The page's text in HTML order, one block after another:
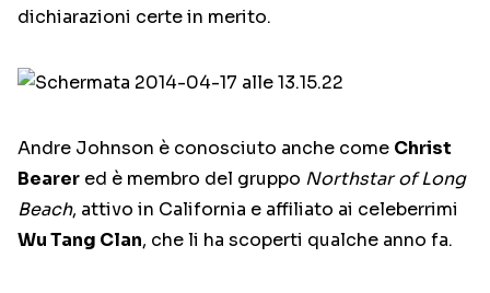
dichiarazioni certe in merito.
Andre Johnson è conosciuto anche come Christ
Bearer ed è membro del gruppo Northstar of Long
Beach, attivo in California e affiliato ai celeberrimi
Wu Tang Clan, che li ha scoperti qualche anno fa.